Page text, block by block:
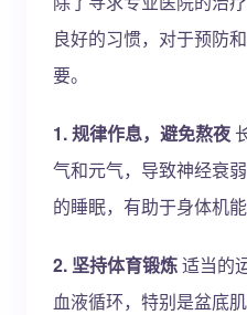
良好的习惯，对于预防
要。
1. 规律作息，避免熬夜
气和元气，导致神经衰
的睡眠，有助于身体机
2. 坚持体育锻炼适当的
血液循环，特别是盆底